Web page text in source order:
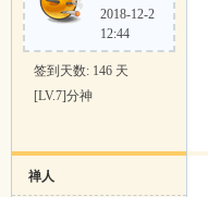
2018-12-2
12:44
签到天数: 146 天
[LV.7]分神
禅人